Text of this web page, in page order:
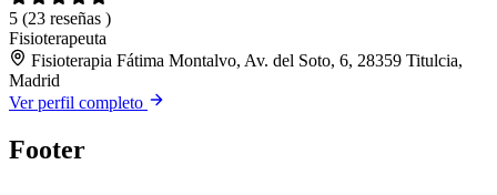
5 (23 reseñas )
Fisioterapeuta
Fisioterapia Fátima Montalvo, Av. del Soto, 6, 28359 Titulcia,
Madrid
Ver perfil completo
Footer